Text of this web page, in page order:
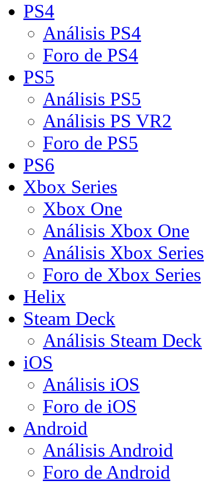
PS4
Análisis PS4
Foro de PS4
PS5
Análisis PS5
Análisis PS VR2
Foro de PS5
PS6
Xbox Series
Xbox One
Análisis Xbox One
Análisis Xbox Series
Foro de Xbox Series
Helix
Steam Deck
Análisis Steam Deck
iOS
Análisis iOS
Foro de iOS
Android
Análisis Android
Foro de Android